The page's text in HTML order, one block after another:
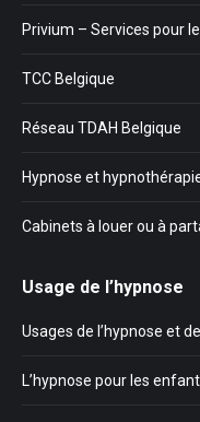
Privium – Services pour
TCC Belgique
Réseau TDAH Belgique
Hypnose et
Cabinets à louer ou à
Usage de l’hypnose
Usages de l’hypnose et
L’hypnose pour les